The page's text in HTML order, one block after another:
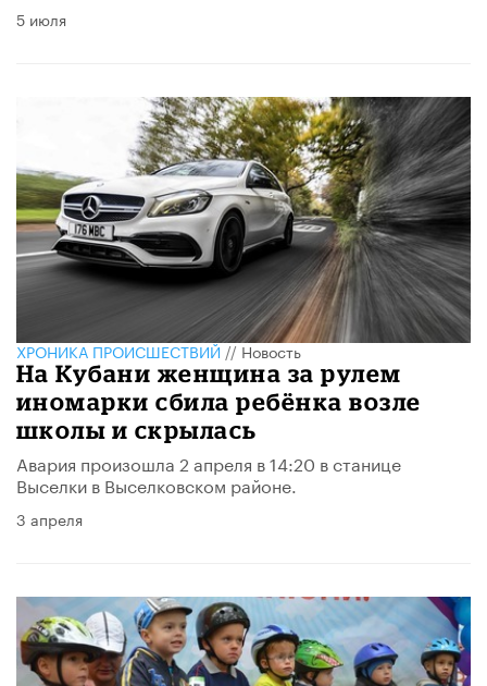
5 июля
ХРОНИКА ПРОИСШЕСТВИЙ//Новость
На Кубани женщина за рулем
иномарки сбила ребёнка возле
школы и скрылась
Авария произошла 2 апреля в 14:20 в станице
Выселки в Выселковском районе.
3 апреля